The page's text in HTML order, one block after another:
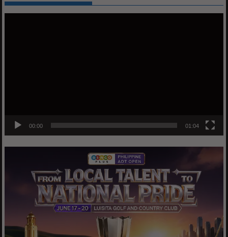
00:00 01:04